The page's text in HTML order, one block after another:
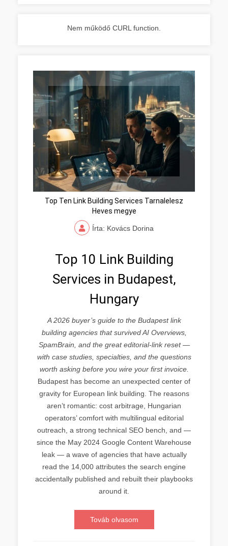
Nem működő CURL function.
Top Ten Link Building Services Tarnalelesz
Heves megye
Írta: Kovács Dorina
Top 10 Link Building
Services in Budapest,
Hungary
A 2026 buyer’s guide to the Budapest link
building agencies that survived AI Overviews,
SpamBrain, and the great editorial-link reset —
with case studies, specialties, and the questions
worth asking before you wire your first invoice.
Budapest has become an unexpected center of
gravity for European link building. The reasons
aren’t romantic: cost arbitrage, Hungarian
operators’ comfort with multilingual editorial
outreach, a strong technical SEO bench, and —
since the May 2024 Google Content Warehouse
leak — a wave of agencies that have actually
read the 14,000 attributes the search engine
accidentally published and rebuilt their playbooks
around it.
Továb olvasom